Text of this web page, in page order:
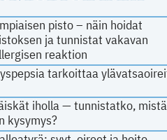
pisto – näin hoidat
ja tunnistat vakavan
reaktion
tarkoittaa
iholla — tunnistatko, mistä
kysymys?